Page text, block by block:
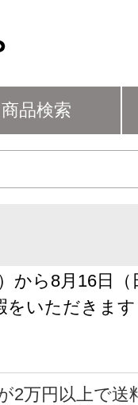
商品検索
から8月16日
をいただきます
2万円以上で送